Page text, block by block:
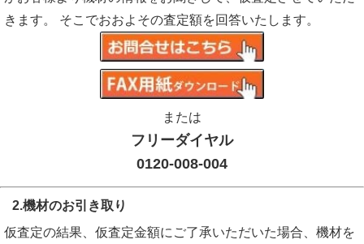
きます。 そこでおおよその査定額を回答いたします。
または
フリーダイヤル
0120-008-004
2.機材のお引き取り
仮査定の結果、仮査定金額にご了承いただいた場合、機材を